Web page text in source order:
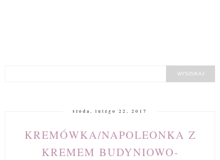
środa, lutego 22, 2017
KREMÓWKA/NAPOLEONKA Z
KREMEM BUDYNIOWO-